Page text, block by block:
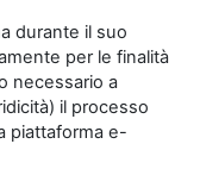
durante il suo
per le finalità
necessario a
il processo
piattaforma e-